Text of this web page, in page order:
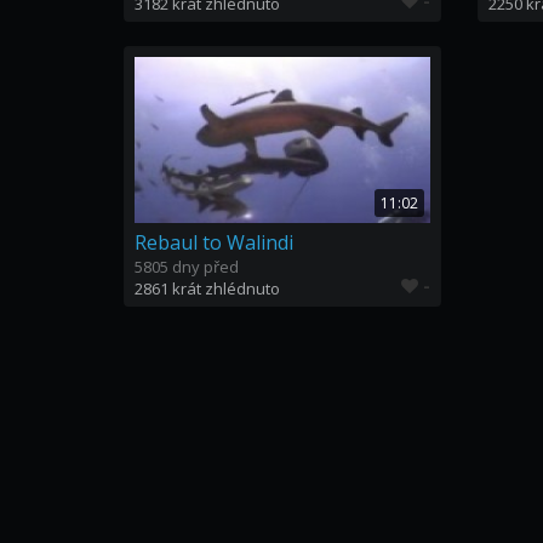
11:02
Rebaul to Walindi
5805 dny před
2861 krát zhlédnuto
-